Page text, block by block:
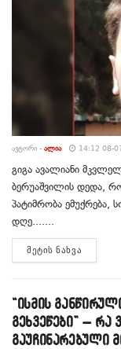
ᲐᲕᲢᲝᲠᲘ - ᲐᲚᲘᲐ 14:12 08-
გიგა ავალიანი
ბერუაშვილის დედა,
პატიმრობა
დღე.......
ᲛᲔᲢᲘᲡ ᲜᲐᲮᲕᲐ
“ისმის
გეხვეწები” – რა
გაუჩინარებული